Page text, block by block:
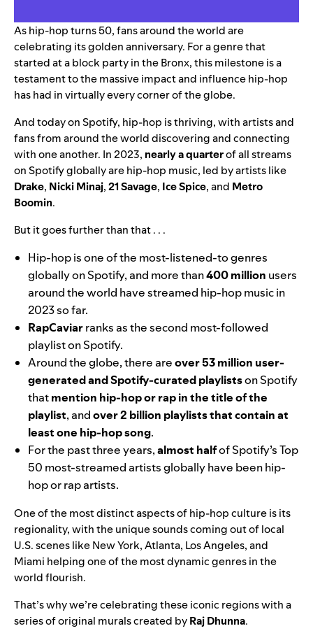
Aship-hop turns 50, fans around the world are
celebrating its golden anniversary. For a genre that
started at a block party in the Bronx, this milestone is a
testament to the massive impact and influence hip-hop
has had in virtually every corner of the globe.
And today on Spotify, hip-hop is thriving, with artists and
fans from around the world discovering and connecting
with one another. In 2023, nearly a quarterof all streams
on Spotify globally are hip-hop music, led by artists like
Drake, Nicki Minaj,21 Savage, Ice Spice, and Metro
Boomin.
But it goes further than that . . .
Hip-hop is one of the most-listened-to genres
globally on Spotify, and more than400 million users
around the world have streamed hip-hop music in
2023 so far.
RapCaviarranks as the second most-followed
playlist on Spotify.
Around the globe, there areover 53 million user-
generated and Spotify-curated playlistson Spotify
thatmention hip-hop or rap in the title of the
playlist, andover 2 billion playlists that contain at
least one hip-hop song.
For the past three years,almost halfof Spotify’s Top
50 most-streamed artists globally have been hip-
hop or rap artists.
One of the most distinct aspects of hip-hop culture is its
regionality, with the unique sounds coming out of local
U.S. scenes like New York, Atlanta, Los Angeles, and
Miami helping one of the most dynamic genres in the
world flourish.
That’s why we’re celebrating these iconic regions with a
series of original murals created byRaj Dhunna.